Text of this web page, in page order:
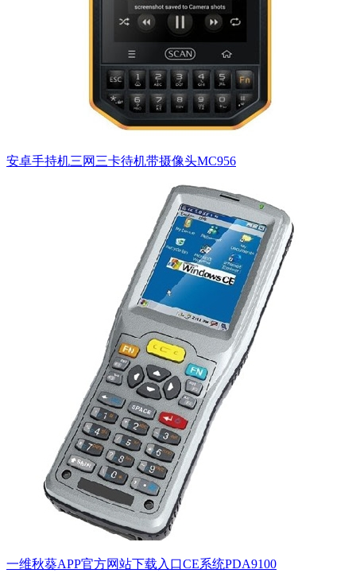
安卓手持机三网三卡待机带摄像头MC956
一维秋葵APP官方网站下载入口CE系统PDA9100